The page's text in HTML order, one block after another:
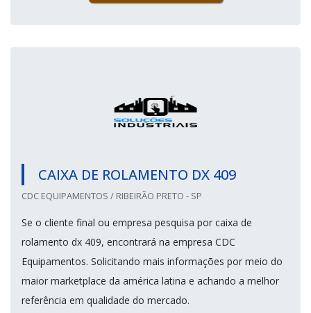
CAIXA DE ROLAMENTO DX 409
CDC EQUIPAMENTOS / RIBEIRÃO PRETO - SP
Se o cliente final ou empresa pesquisa por caixa de
rolamento dx 409, encontrará na empresa CDC
Equipamentos. Solicitando mais informações por meio do
maior marketplace da américa latina e achando a melhor
referência em qualidade do mercado.